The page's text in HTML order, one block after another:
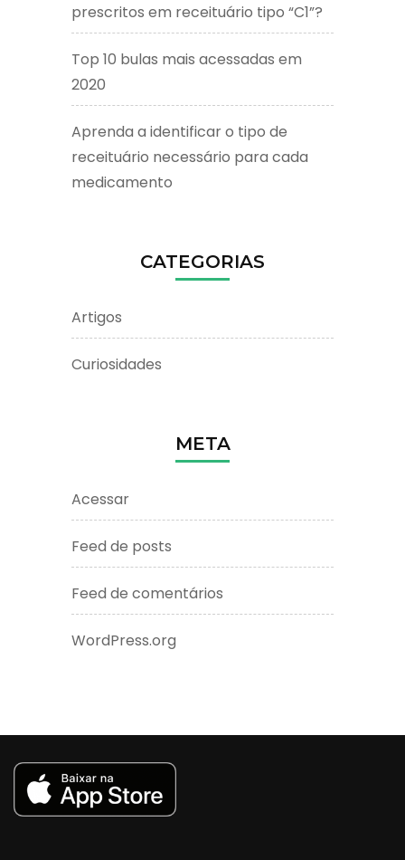
prescritos em receituário tipo “C1”?
Top 10 bulas mais acessadas em
2020
Aprenda a identificar o tipo de
receituário necessário para cada
medicamento
CATEGORIAS
Artigos
Curiosidades
META
Acessar
Feed de posts
Feed de comentários
WordPress.org